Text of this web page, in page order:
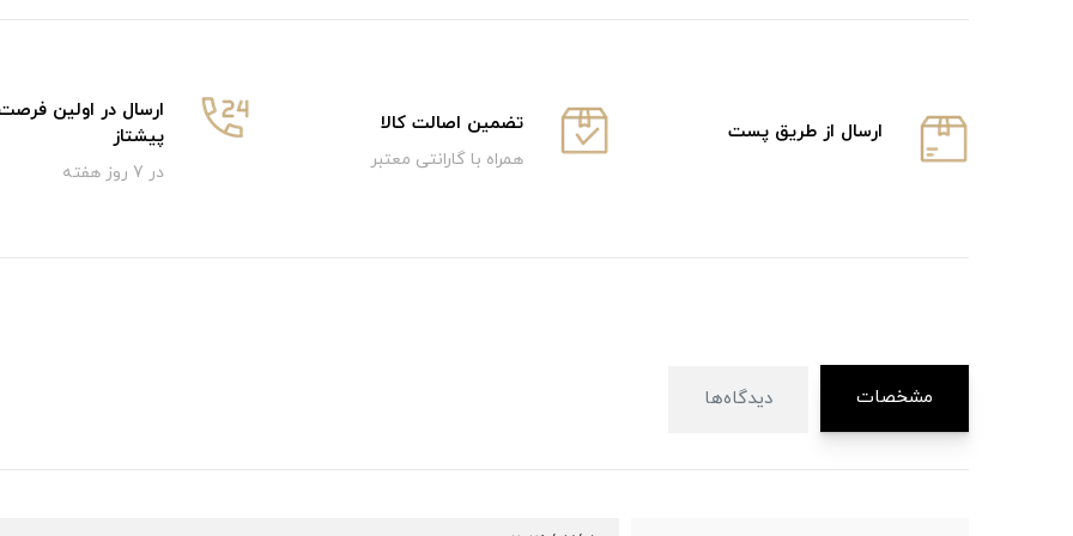
ارسال از طریق پست تضمین اصالت کالا
همراه با گارانتی معتبر
ارسال در اولین
پیشتاز
در 7 روز هفته
مشخصات دیدگاه‌ها